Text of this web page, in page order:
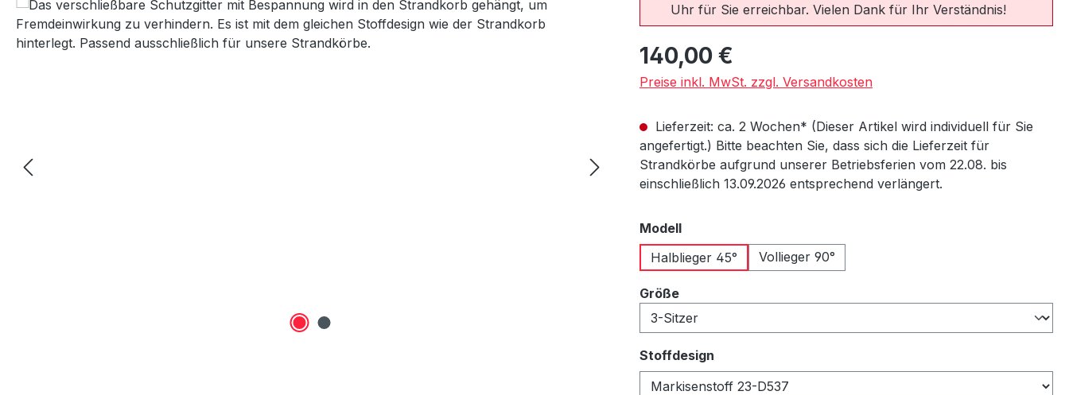
Uhr für Sie erreichbar. Vielen Dank für Ihr Verständnis!
Regulärer Preis:
140,00 €
Preise inkl. MwSt. zzgl. Versandkosten
Lieferzeit: ca. 2 Wochen* (Dieser Artikel wird individuell für Sie
angefertigt.) Bitte beachten Sie, dass sich die Lieferzeit für
Strandkörbe aufgrund unserer Betriebsferien vom 22.08. bis
einschließlich 13.09.2026 entsprechend verlängert.
Modellauswählen
Halblieger 45°
Vollieger 90°
Größeauswählen
Stoffdesign